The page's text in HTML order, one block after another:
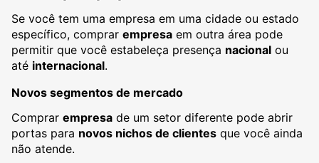
Se você tem uma empresa em uma cidade ou estado
específico, comprar empresa em outra área pode
permitir que você estabeleça presença nacional ou
até internacional.
Novos segmentos de mercado
Comprar empresa de um setor diferente pode abrir
portas para novos nichos de clientes que você ainda
não atende.